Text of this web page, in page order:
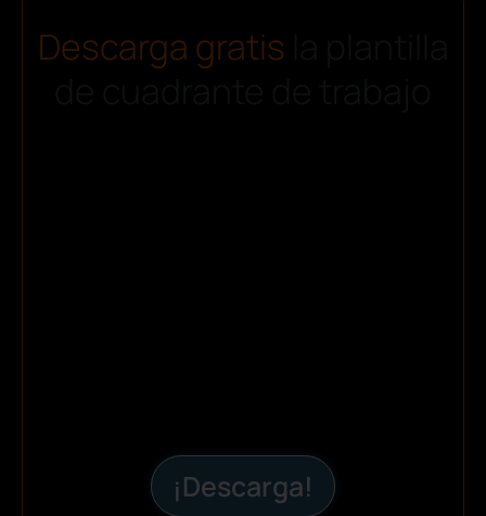
Descarga gratis
¡Descarga!